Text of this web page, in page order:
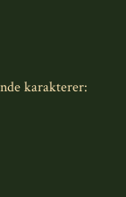
karakterer: